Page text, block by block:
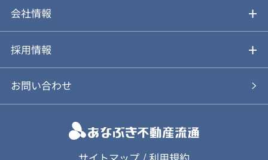
動画やパンフレットで見る
お気に入り
不動産Q&A
アルファジャーナル
会社情報
会社概要
スタッフ紹介
個人情報保護方針
採用情報
新卒採用について
キャリア採用について
お問い合わせ